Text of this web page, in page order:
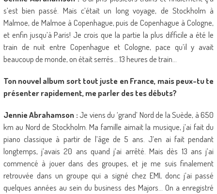
s’est bien passé. Mais c’était un long voyage, de Stockholm à
Malmoe, de Malmoe à Copenhague, puis de Copenhague à Cologne,
et enfin jusqu’à Paris! Je crois que la partie la plus difficile a été le
train de nuit entre Copenhague et Cologne, pace qu’il y avait
beaucoup de monde, on était serrés… 13 heures de train…
Ton nouvel album sort tout juste en France, mais peux-tu te
présenter rapidement, me parler des tes débuts?
Jennie Abrahamson : Je viens du ‘grand’ Nord de la Suède, à 650
km au Nord de Stockholm. Ma famille aimait la musique, j’ai fait du
piano classique à partir de l’âge de 5 ans. J’en ai fait pendant
longtemps, j’avais 20 ans quand j’ai arrêté. Mais dès 13 ans j’ai
commencé à jouer dans des groupes, et je me suis finalement
retrouvée dans un groupe qui a signé chez EMI, donc j’ai passé
quelques années au sein du business des Majors… On a enregistré